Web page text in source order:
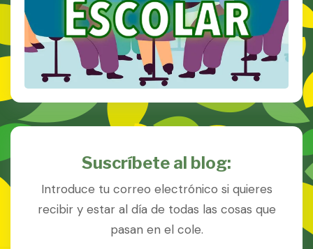
Suscríbete al blog:
Introduce tu correo electrónico si quieres
recibir y estar al día de todas las cosas que
pasan en el cole.